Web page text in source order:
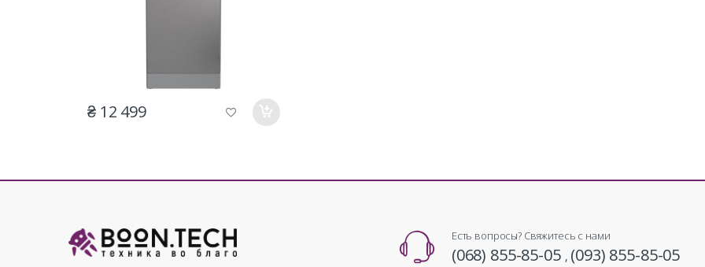
₴ 12 499
Есть вопросы? Свяжитесь с нами
(068) 855-85-05 , (093) 855-85-05